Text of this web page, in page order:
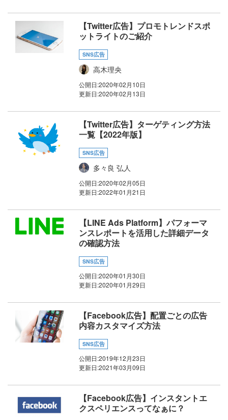
【Twitter広告】プロモトレンドスポ
ットライトのご紹介
SNS広告
高木理央
公開日:2020年02月10日
更新日:2020年02月13日
【Twitter広告】ターゲティング方法
一覧【2022年版】
SNS広告
多々良 弘人
公開日:2020年02月05日
更新日:2022年01月21日
【LINE Ads Platform】パフォーマ
ンスレポートを活用した詳細データ
の確認方法
SNS広告
公開日:2020年01月30日
更新日:2020年01月29日
【Facebook広告】配置ごとの広告
内容カスタマイズ方法
SNS広告
公開日:2019年12月23日
更新日:2021年03月09日
【Facebook広告】インスタントエ
クスペリエンスってなぁに？